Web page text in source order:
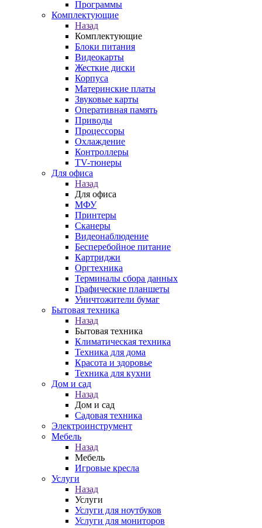
Программы
Комплектующие
Назад
Комплектующие
Блоки питания
Видеокарты
Жесткие диски
Корпуса
Материнские платы
Звуковые карты
Оперативная память
Приводы
Процессоры
Охлаждение
Контроллеры
TV-тюнеры
Для офиса
Назад
Для офиса
МФУ
Принтеры
Сканеры
Видеонаблюдение
Бесперебойное питание
Картриджи
Оргтехника
Терминалы сбора данных
Графические планшеты
Уничтожители бумаг
Бытовая техника
Назад
Бытовая техника
Климатическая техника
Техника для дома
Красота и здоровье
Техника для кухни
Дом и сад
Назад
Дом и сад
Садовая техника
Электроинструмент
Мебель
Назад
Мебель
Игровые кресла
Услуги
Назад
Услуги
Услуги для ноутбуков
Услуги для мониторов